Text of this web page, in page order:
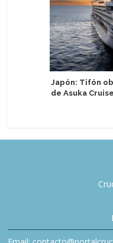
Japón: Tifón
de Asuka